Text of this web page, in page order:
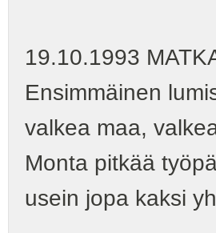
19.10.1993
Ensimmäinen
valkea maa,
Monta pitkää
usein jopa kaksi